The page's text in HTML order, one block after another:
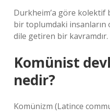
Durkheim’a göre kolektif
bir toplumdaki
dile getiren bir kavramdır.
Komünist
nedir?
Komünizm (Latince